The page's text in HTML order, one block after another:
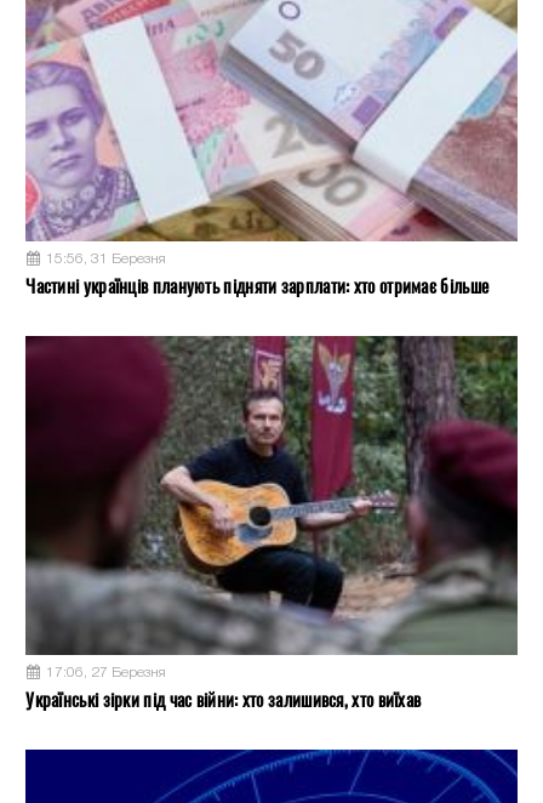
15:56, 31 Березня
Частині українців планують підняти зарплати: хто отримає більше
17:06, 27 Березня
Українські зірки під час війни: хто залишився, хто виїхав